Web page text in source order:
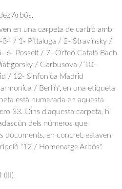
Arbós.
en una carpeta de cartró amb
/ 1- Pittaluga / 2- Stravinsky /
6- Posselt / 7- Orfeó Català Bach
/ Garbusova / 10-
/ 12- Sinfonica Madrid
/ Berlin", en una etiqueta
està numerada en aquesta
33. Dins d'aquesta carpeta, hi
dels números que
documents, en concret, estaven
"12 / Homenatge Arbós".
(III)